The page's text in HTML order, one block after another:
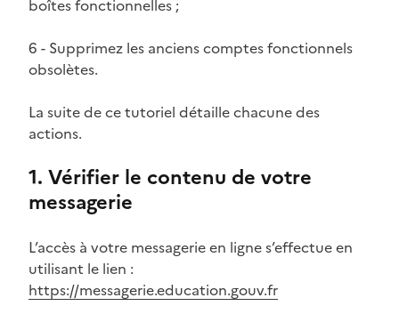
boîtes fonctionnelles ;
6 - Supprimez les anciens comptes fonctionnels
obsolètes.
La suite de ce tutoriel détaille chacune des
actions.
1. Vérifier le contenu de votre
messagerie
L’accès à votre messagerie en ligne s’effectue en
utilisant le lien :
https://messagerie.education.gouv.fr